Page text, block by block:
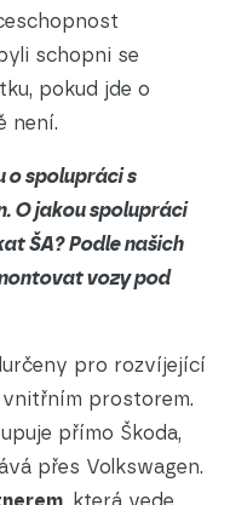
schopni se
pokud jde o
není.
o spolupráci s
O jakou spolupráci
ŠA? Podle našich
vozy pod
pro rozvíjející
prostorem.
přímo Škoda,
přes Volkswagen.